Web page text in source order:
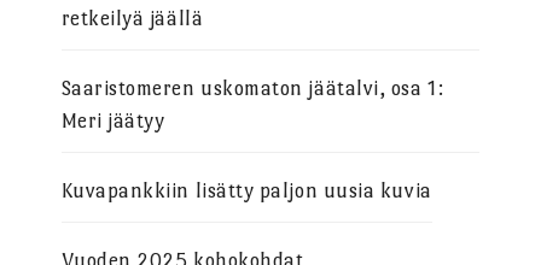
retkeilyä jäällä
Saaristomeren uskomaton jäätalvi, osa 1:
Meri jäätyy
Kuvapankkiin lisätty paljon uusia kuvia